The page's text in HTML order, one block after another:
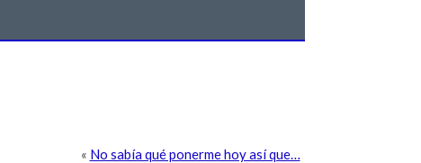
« No sabía qué ponerme hoy así que…